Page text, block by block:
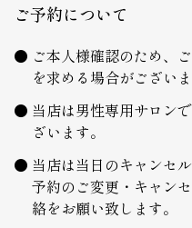
ご予約について
ご本人様確認のため、
を求める場合がございま
当店は男性専用サロン
ざいます。
当店は当日のキャンセ
予約のご変更・キャン
絡をお願い致します。